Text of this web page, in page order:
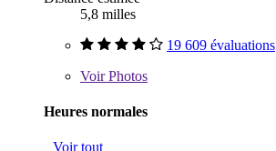
5,8 milles
19 609 évaluations
VoirPhotos
Heures normales
Voir tout